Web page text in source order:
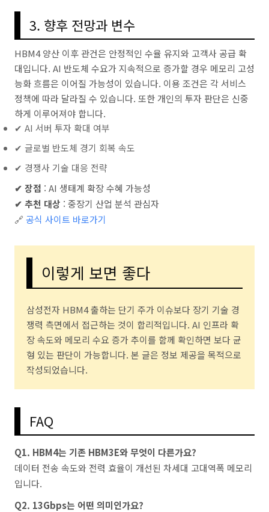
3. 향후 전망과 변수
HBM4 양산 이후 관건은 안정적인 수율 유지와 고객사 공급 확
대입니다. AI 반도체 수요가 지속적으로 증가할 경우 메모리 고성
능화 흐름은 이어질 가능성이 있습니다. 이용 조건은 각 서비스
정책에 따라 달라질 수 있습니다. 또한 개인의 투자 판단은 신중
하게 이루어져야 합니다.
✔ AI 서버 투자 확대 여부
✔ 글로벌 반도체 경기 회복 속도
✔ 경쟁사 기술 대응 전략
✔ 장점 : AI 생태계 확장 수혜 가능성
✔ 추천 대상 : 중장기 산업 분석 관심자
🔗 공식 사이트 바로가기
이렇게 보면 좋다
삼성전자 HBM4 출하는 단기 주가 이슈보다 장기 기술 경
쟁력 측면에서 접근하는 것이 합리적입니다. AI 인프라 확
장 속도와 메모리 수요 증가 추이를 함께 확인하면 보다 균
형 있는 판단이 가능합니다. 본 글은 정보 제공을 목적으로
작성되었습니다.
FAQ
Q1. HBM4는 기존 HBM3E와 무엇이 다른가요?
데이터 전송 속도와 전력 효율이 개선된 차세대 고대역폭 메모리
입니다.
Q2. 13Gbps는 어떤 의미인가요?